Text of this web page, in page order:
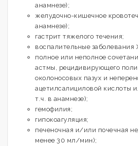
анамнезе);
желудочно-кишечное
анамнезе);
гастрит тяжелого течения;
воспалительные заболевания
полное или неполное
астмы, рецидивирующего
околоносовых пазух и
ацетилсалициловой кислоты
т.ч. в анамнезе);
гемофилия;
гипокоагуляция;
печеночная и/или почечная
менее 30 мл/мин);